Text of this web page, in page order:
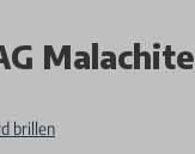
brillen